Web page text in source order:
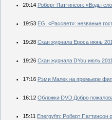
20:14 Роберт Паттинсон: «Воды
19:53 EG: «Рассвет»: незваные
19:28 Скан журнала Epoсa июнь
19:26 Скан журнала DYou июль
17:16 Рэми Малек на премьере
16:12 Обложки DVD Добро
15:11 Еnergyfm: Роберт